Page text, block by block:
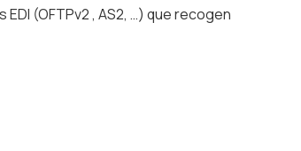
(OFTPv2 , AS2, …) que recogen